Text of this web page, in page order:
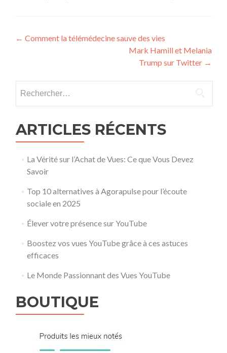
Post navigation
← Comment la télémédecine sauve des vies
Mark Hamill et Melania
Trump sur Twitter →
ARTICLES RÉCENTS
La Vérité sur l’Achat de Vues: Ce que Vous Devez
Savoir
Top 10 alternatives à Agorapulse pour l’écoute
sociale en 2025
Élever votre présence sur YouTube
Boostez vos vues YouTube grâce à ces astuces
efficaces
Le Monde Passionnant des Vues YouTube
BOUTIQUE